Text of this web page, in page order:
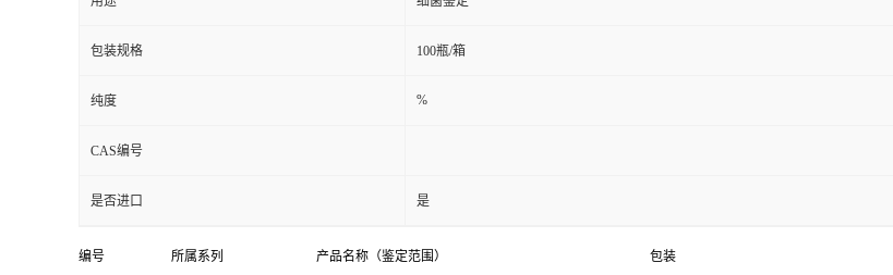
包装规格 100瓶/箱
纯度 %
CAS编号
是否进口 是
编号 所属系列 产品名称（鉴定范围） 包装